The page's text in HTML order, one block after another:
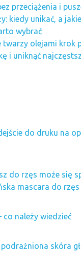
przeciążenia i
kiedy unikać, a
wybrać
twarzy olejami krok
i uniknąć
do druku na
do rzęs może się
mascara do rzęs
co należy wiedzieć
podrażniona skóra